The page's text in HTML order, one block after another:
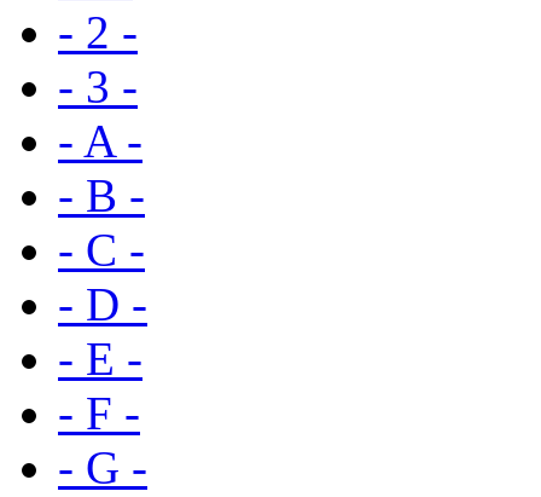
- 2 -
- 3 -
- A -
- B -
- C -
- D -
- E -
- F -
- G -